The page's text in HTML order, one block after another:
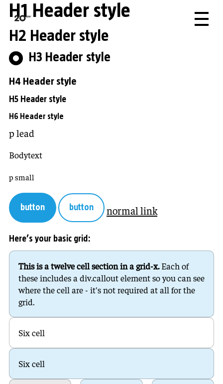
H1 Header style
H2 Header style
H3 Header style
H4 Header style
H5 Header style
H6 Header style
p lead
Bodytext
p small
button button normal link
Here’s your basic grid:
This is a twelve cell section in a grid-x.Each of
these includes a div.callout element so you can see
where the cell are - it's not required at all for the
grid.
Six cell
Six cell